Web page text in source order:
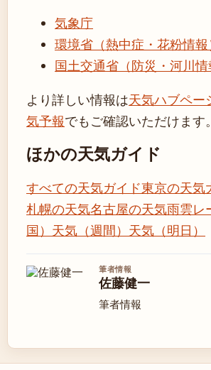
気象庁
環境省（熱中症・花粉情報
国土交通省（防災・河川情
より詳しい情報は天気ハブペー
気予報でもご確認いただけます。
ほかの天気ガイド
すべての天気ガイド東京の天気
札幌の天気名古屋の天気雨雲レ
国） 天気（週間） 天気（明日）
筆者情報
佐藤健一
筆者情報